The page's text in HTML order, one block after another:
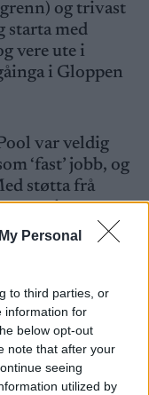
Personal
to third parties, or
information for
below opt-out
note that after your
seeing
utilized by
og trivast
starta med
vere ute i
i Gloppen
var veldig
‘fast’ jobb, og
støtta frå
meir om
på det
skiidretten,
største eg har
Ramsau`99.
sesongen 99-
Dette